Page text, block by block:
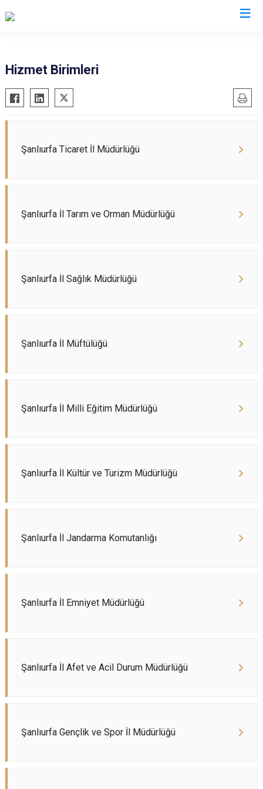
Hizmet Birimleri
Şanlıurfa Ticaret İl Müdürlüğü
Şanlıurfa İl Tarım ve Orman Müdürlüğü
Şanlıurfa İl Sağlık Müdürlüğü
Şanlıurfa İl Müftülüğü
Şanlıurfa İl Milli Eğitim Müdürlüğü
Şanlıurfa İl Kültür ve Turizm Müdürlüğü
Şanlıurfa İl Jandarma Komutanlığı
Şanlıurfa İl Emniyet Müdürlüğü
Şanlıurfa İl Afet ve Acil Durum Müdürlüğü
Şanlıurfa Gençlik ve Spor İl Müdürlüğü